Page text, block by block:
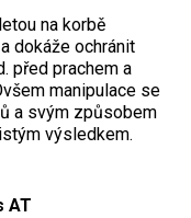
na korbě
dokáže ochránit
před prachem a
manipulace se
a svým způsobem
výsledkem.
AT